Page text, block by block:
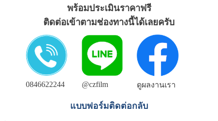
พร้อมประเมินราคาฟรี
ติดต่อเข้าตามช่องทางนี้ได้เลยครับ
0846622244 @czfilm ดูผลงานเรา
แบบฟอร์มติดต่อกลับ